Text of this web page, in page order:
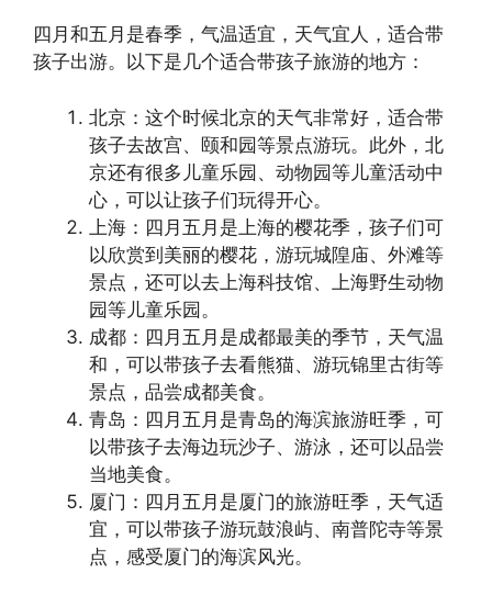
四月和五月是春季，气温适宜，天气宜人，适合带
孩子出游。以下是几个适合带孩子旅游的地方：
北京：这个时候北京的天气非常好，适合带
孩子去故宫、颐和园等景点游玩。此外，北
京还有很多儿童乐园、动物园等儿童活动中
心，可以让孩子们玩得开心。
上海：四月五月是上海的樱花季，孩子们可
以欣赏到美丽的樱花，游玩城隍庙、外滩等
景点，还可以去上海科技馆、上海野生动物
园等儿童乐园。
成都：四月五月是成都最美的季节，天气温
和，可以带孩子去看熊猫、游玩锦里古街等
景点，品尝成都美食。
青岛：四月五月是青岛的海滨旅游旺季，可
以带孩子去海边玩沙子、游泳，还可以品尝
当地美食。
厦门：四月五月是厦门的旅游旺季，天气适
宜，可以带孩子游玩鼓浪屿、南普陀寺等景
点，感受厦门的海滨风光。